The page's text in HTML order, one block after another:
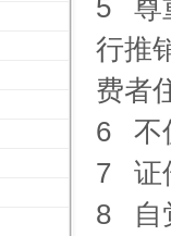
5 尊
行推
费者
6 不
7 证
8 自